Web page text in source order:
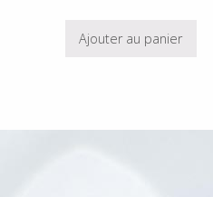
Ajouter au panier